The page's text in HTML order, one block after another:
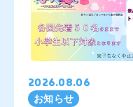
2026.08.06
お知らせ